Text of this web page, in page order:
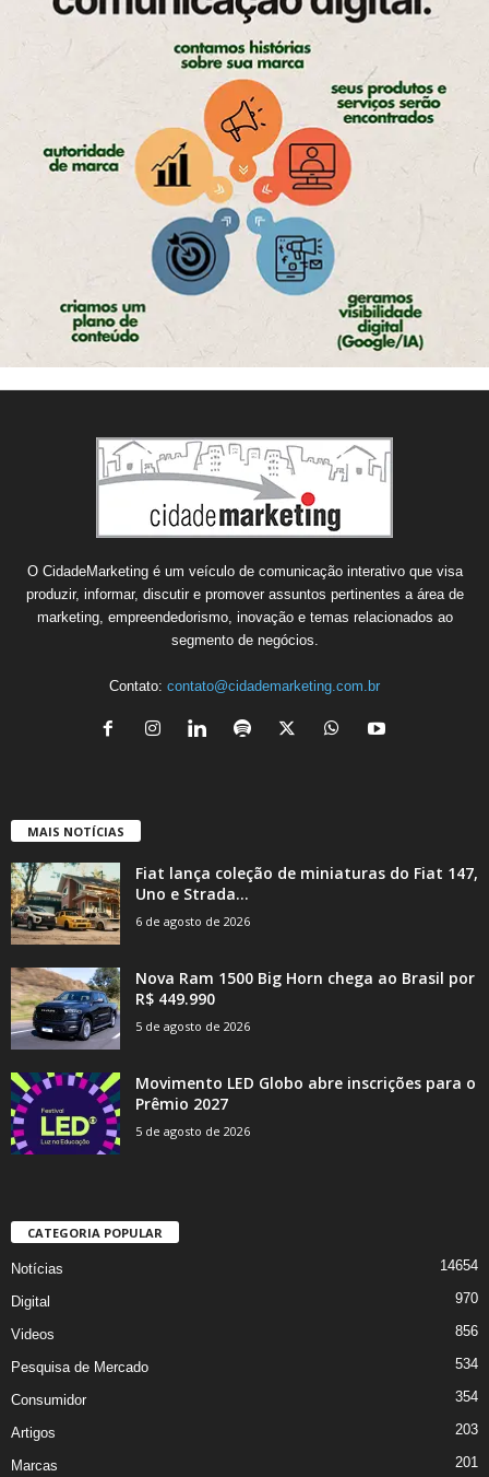
O CidadeMarketing é um veículo de comunicação interativo que visa
produzir, informar, discutir e promover assuntos pertinentes a área de
marketing, empreendedorismo, inovação e temas relacionados ao
segmento de negócios.
Contato: contato@cidademarketing.com.br
MAIS NOTÍCIAS
Fiat lança coleção de miniaturas do Fiat 147,
Uno e Strada...
6 de agosto de 2026
Nova Ram 1500 Big Horn chega ao Brasil por
R$ 449.990
5 de agosto de 2026
Movimento LED Globo abre inscrições para o
Prêmio 2027
5 de agosto de 2026
CATEGORIA POPULAR
Notícias 14654
Digital 970
Videos 856
Pesquisa de Mercado 534
Consumidor 354
Artigos 203
Marcas 201